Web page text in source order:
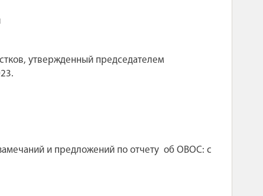
утвержденный председателем
и предложений по отчету об ОВОС: с